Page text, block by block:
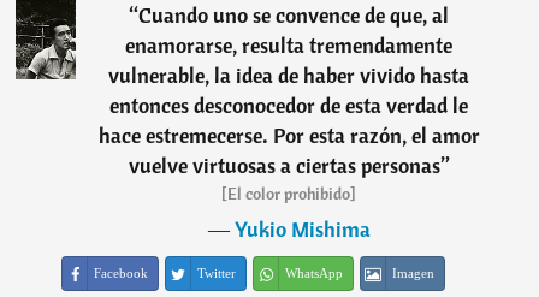
“Cuando uno se convence de que, al
enamorarse, resulta tremendamente
vulnerable, la idea de haber vivido hasta
entonces desconocedor de esta verdad le
hace estremecerse. Por esta razón, el amor
vuelve virtuosas a ciertas personas”
[El color prohibido]
―Yukio Mishima
Facebook Twitter WhatsApp Imagen